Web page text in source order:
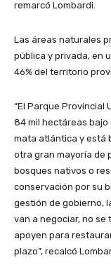
remarcó Lombardi.
Las áreas naturales
pública y privada, en
46% del territorio
“El Parque Provincial
84 mil hectáreas bajo
mata atlántica y está
otra gran mayoría de
bosques nativos o
conservación por su
gestión de gobierno,
van a negociar, no
apoyen para
plazo”, recalcó